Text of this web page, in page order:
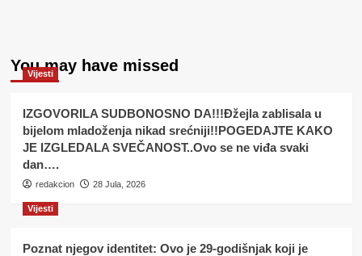
You may have missed
Vijesti
IZGOVORILA SUDBONOSNO DA!!!Đžejla zablisala u
bijelom mladoženja nikad srećniji!!POGEDAJTE KAKO
JE IZGLEDALA SVEČANOST..Ovo se ne viđa svaki
dan….
redakcion 28 Jula, 2026
Vijesti
Poznat njegov identitet: Ovo je 29-godišnjak koji je